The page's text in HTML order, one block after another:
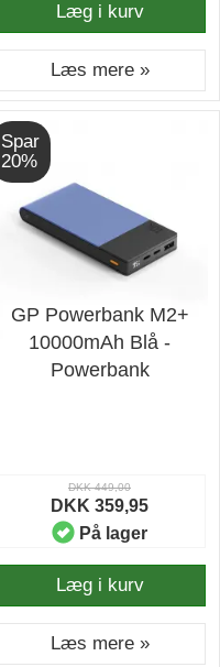
Læg i kurv
Læs mere »
Spar
20%
GP Powerbank M2+
10000mAh Blå -
Powerbank
DKK 449,00
DKK 359,95
På lager
Læg i kurv
Læs mere »